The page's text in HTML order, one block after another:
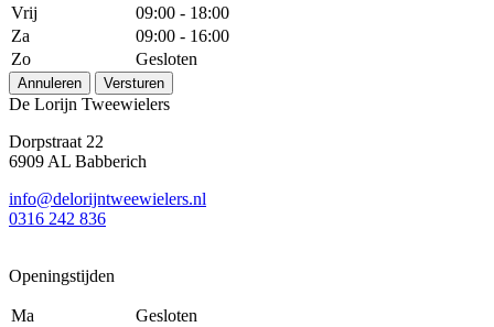
Vrij
09:00 - 18:00
Za
09:00 - 16:00
Zo
Gesloten
Annuleren Versturen
De Lorijn Tweewielers
Dorpstraat 22
6909 AL Babberich
info@delorijntweewielers.nl
0316 242 836
Openingstijden
Ma
Gesloten